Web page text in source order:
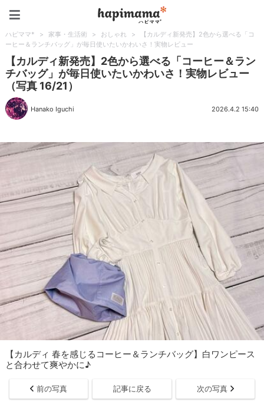
ハピママ* > 家事・生活術 > おしゃれ >
【カルディ新発売】2色から選べる「コ
ーヒー＆ランチバッグ」が毎日使いたいかわいさ！実物レビュー
【カルディ新発売】2色から選べる「コーヒー＆ラン
チバッグ」が毎日使いたいかわいさ！実物レビュー
（写真 16/21）
Hanako Iguchi 2026.4.2 15:40
【カルディ 春を感じるコーヒー＆ランチバッグ】白ワンピース
と合わせて爽やかに♪
前の写真 記事に戻る 次の写真